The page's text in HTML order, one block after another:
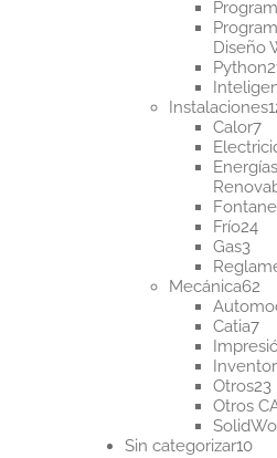
Diseño
Python
Instalaciones
Calor77
Energías
Frío2424
Gas33
Mecánica6262
Catia77
Inventor
Otros2323
Otros
Sin categorizar1010